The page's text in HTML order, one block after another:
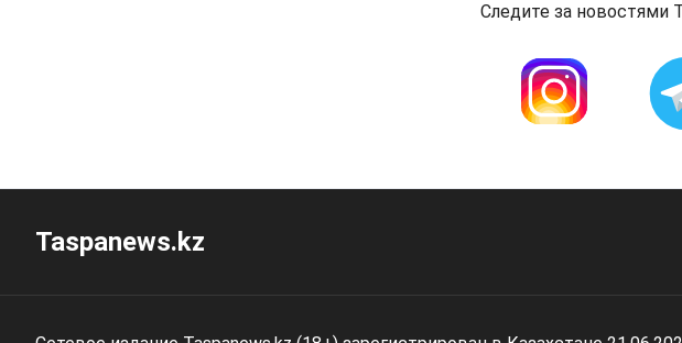
Следите за новостями
Taspanews.kz